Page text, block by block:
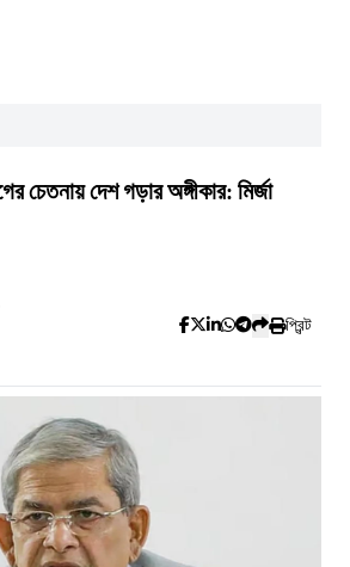
চেতনায় দেশ গড়ার অঙ্গীকার: মির্জা
প্রিন্ট